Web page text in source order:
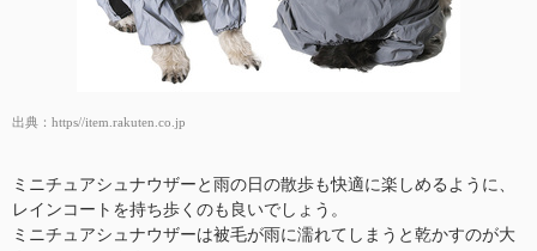
出典： https//item.rakuten.co.jp
ミニチュアシュナウザーと雨の日の散歩も快適に楽しめるように、
レインコートを持ち歩くのも良いでしょう。
ミニチュアシュナウザーは被毛が雨に濡れてしまうと乾かすのが大